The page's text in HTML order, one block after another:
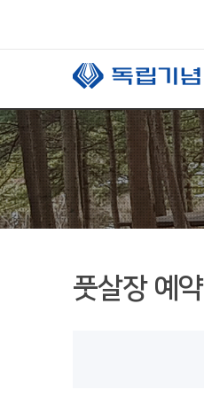
풋살장 예약